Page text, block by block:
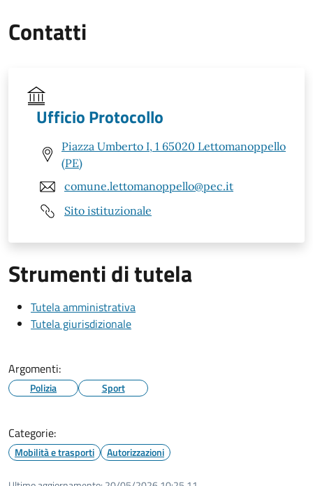
Contatti
Ufficio Protocollo
Piazza Umberto I, 1 65020 Lettomanoppello
(PE)
comune.lettomanoppello@pec.it
Sito istituzionale
Strumenti di tutela
Tutela amministrativa
Tutela giurisdizionale
Argomenti:
Polizia Sport
Categorie:
Mobilità e trasporti Autorizzazioni